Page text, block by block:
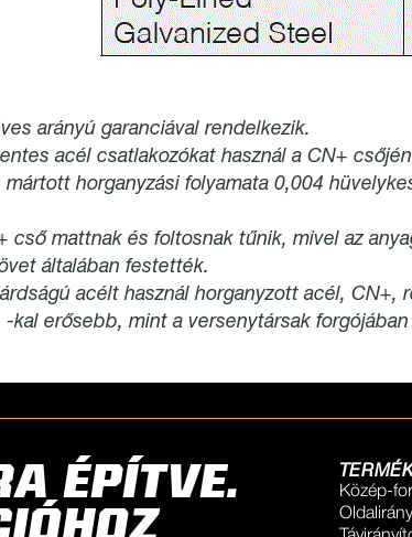
arányú garanciával rendelkezik.
acél csatlakozókat használ a CN+
mártott horganyzási folyamata 0,004
cső mattnak és foltosnak tűnik, mivel az
általában festették.
acélt használ horganyzott acél,
kal erősebb, mint a versenytársak forgójában
ÉPÍTVE.
Közép-